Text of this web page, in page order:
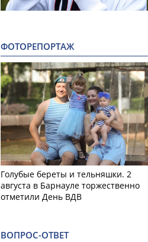
ФОТОРЕПОРТАЖ
Голубые береты и тельняшки. 2
августа в Барнауле торжественно
отметили День ВДВ
ВОПРОС-ОТВЕТ